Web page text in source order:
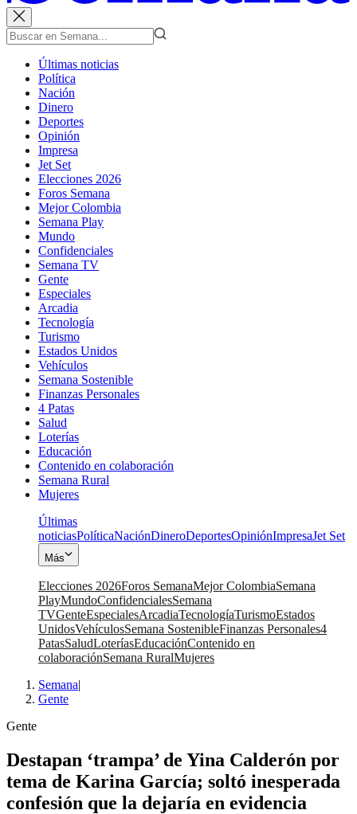
Últimas noticias
Política
Nación
Dinero
Deportes
Opinión
Impresa
Jet Set
Elecciones 2026
Foros Semana
Mejor Colombia
Semana Play
Mundo
Confidenciales
Semana TV
Gente
Especiales
Arcadia
Tecnología
Turismo
Estados Unidos
Vehículos
Semana Sostenible
Finanzas Personales
4 Patas
Salud
Loterías
Educación
Contenido en colaboración
Semana Rural
Mujeres
Últimas
noticiasPolíticaNaciónDineroDeportesOpiniónImpresaJet Set
Más
Elecciones 2026Foros SemanaMejor ColombiaSemana
PlayMundoConfidencialesSemana
TVGenteEspecialesArcadiaTecnologíaTurismoEstados
UnidosVehículosSemana SostenibleFinanzas Personales4
PatasSaludLoteríasEducaciónContenido en
colaboraciónSemana RuralMujeres
Semana|
Gente
Gente
Destapan ‘trampa’ de Yina Calderón por
tema de Karina García; soltó inesperada
confesión que la dejaría en evidencia